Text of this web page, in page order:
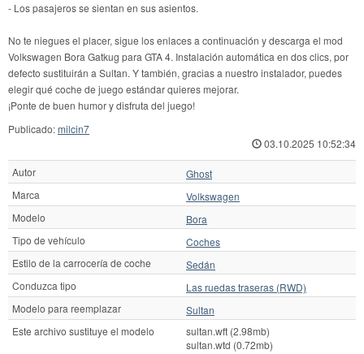
- Los pasajeros se sientan en sus asientos.
No te niegues el placer, sigue los enlaces a continuación y descarga el mod
Volkswagen Bora Gatkug para GTA 4. Instalación automática en dos clics, por
defecto sustituirán a Sultan. Y también, gracias a nuestro instalador, puedes
elegir qué coche de juego estándar quieres mejorar.
¡Ponte de buen humor y disfruta del juego!
Publicado:milcin7
03.10.2025 10:52:34
Autor
Ghost
Marca
Volkswagen
Modelo
Bora
Tipo de vehículo
Coches
Estilo de la carrocería de coche
Sedán
Conduzca tipo
Las ruedas traseras (RWD)
Modelo para reemplazar
Sultan
Este archivo sustituye el modelo
sultan.wft (2.98mb)
sultan.wtd (0.72mb)